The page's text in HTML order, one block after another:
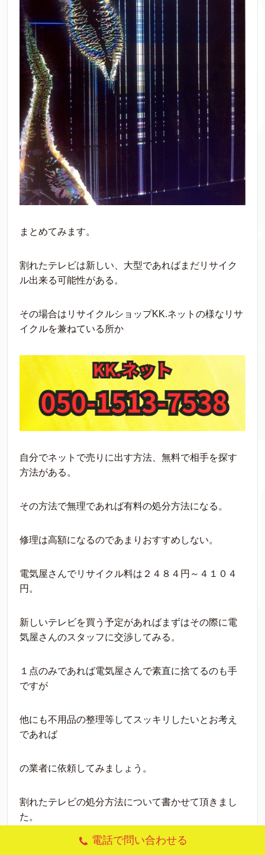
まとめてみます。
割れたテレビは新しい、大型であればまだリサイク
ル出来る可能性がある。
その場合はリサイクルショップKK.ネットの様なリサ
イクルを兼ねている所か
自分でネットで売りに出す方法、無料で相手を探す
方法がある。
その方法で無理であれば有料の処分方法になる。
修理は高額になるのであまりおすすめしない。
電気屋さんでリサイクル料は２４８４円～４１０４
円。
新しいテレビを買う予定があればまずはその際に電
気屋さんのスタッフに交渉してみる。
１点のみであれば電気屋さんで素直に捨てるのも手
ですが
他にも不用品の整理等してスッキリしたいとお考え
であれば
の業者に依頼してみましょう。
割れたテレビの処分方法について書かせて頂きまし
た。
電話で問い合わせる